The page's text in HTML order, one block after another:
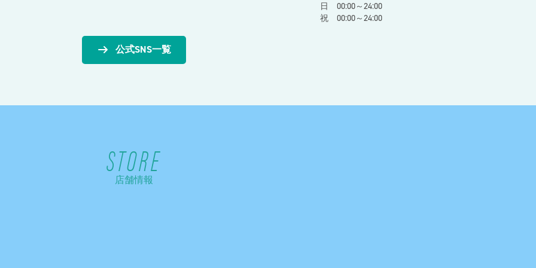
日 00:00～24:00
祝 00:00～24:00
公式SNS一覧
STORE
店舗情報